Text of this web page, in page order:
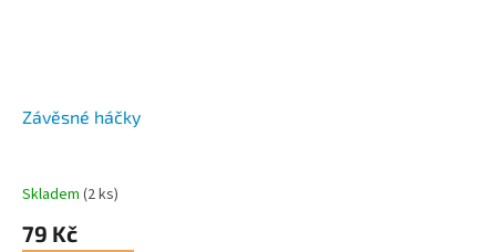
Závěsné háčky
Skladem (2 ks)
79 Kč